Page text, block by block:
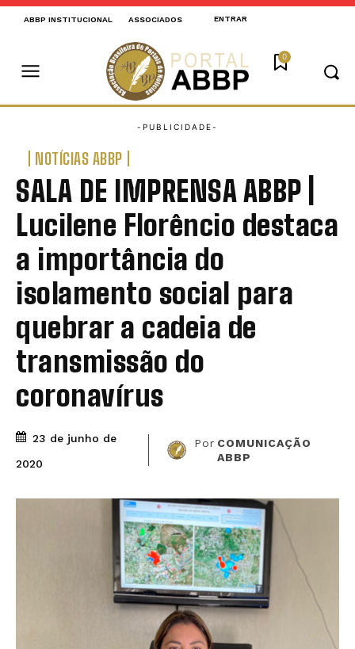
ABBP INSTITUCIONAL ASSOCIADOS ENTRAR
0
NOTÍCIAS ABBP
SALA DE IMPRENSA ABBP |
Lucilene Florêncio destaca
a importância do
isolamento social para
quebrar a cadeia de
transmissão do
coronavírus
23 de junho de
2020
Por COMUNICAÇÃO
ABBP